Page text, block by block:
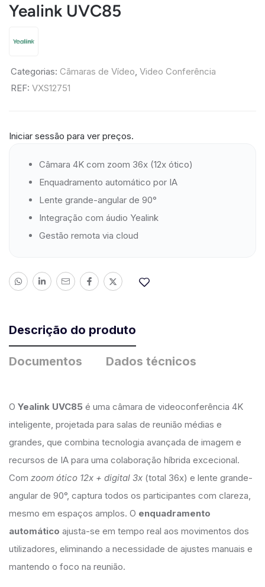
Yealink UVC85
Categorias: Cãmaras de Vídeo, Video Conferência
REF: VXS12751
Iniciar sessão para ver preços.
Câmara 4K com zoom 36x (12x ótico)
Enquadramento automático por IA
Lente grande-angular de 90°
Integração com áudio Yealink
Gestão remota via cloud
Descrição do produto
Documentos Dados técnicos
O Yealink UVC85 é uma câmara de videoconferência 4K
inteligente, projetada para salas de reunião médias e
grandes, que combina tecnologia avançada de imagem e
recursos de IA para uma colaboração híbrida excecional.
Com zoom ótico 12x + digital 3x (total 36x) e lente grande-
angular de 90°, captura todos os participantes com clareza,
mesmo em espaços amplos. O enquadramento
automático ajusta-se em tempo real aos movimentos dos
utilizadores, eliminando a necessidade de ajustes manuais e
mantendo o foco na reunião.